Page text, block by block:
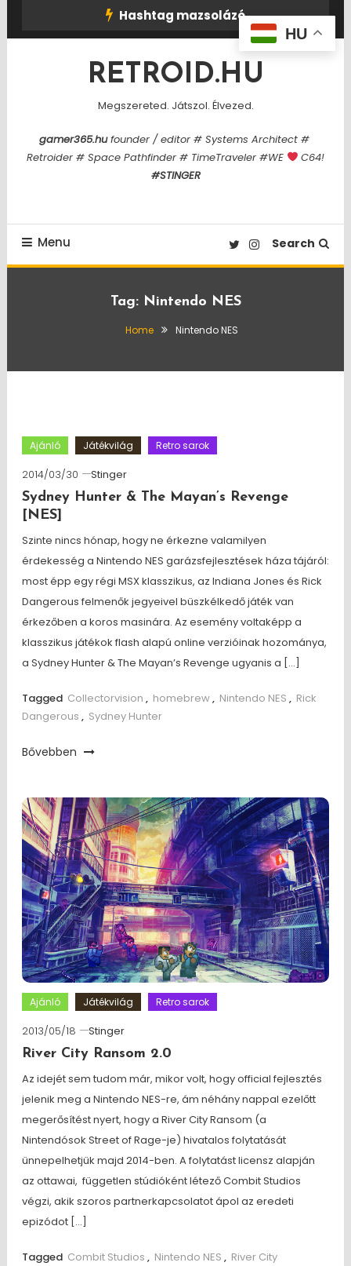
Hashtag mazsolázó
RETROID.HU
Megszereted. Játszol. Élvezed.
gamer365.hufounder / editor # Systems Architect #
Retroider # Space Pathfinder # TimeTraveler #WE
C64!
#STINGER
Menu Search
Tag: Nintendo NES
Home Nintendo NES
Ajánló Játékvilág Retro sarok
2014/03/30
Stinger
Sydney Hunter & The Mayan’s Revenge
[NES]
Szinte nincs hónap, hogy ne érkezne valamilyen
érdekesség a Nintendo NES garázsfejlesztések háza tájáról:
most épp egy régi MSX klasszikus, az Indiana Jones és Rick
Dangerous felmenők jegyeivel büszkélkedő játék van
érkezőben a koros masinára. Az esemény voltaképp a
klasszikus játékok flash alapú online verzióinak hozománya,
a Sydney Hunter & The Mayan’s Revenge ugyanis a […]
Tagged Collectorvision , homebrew, Nintendo NES , Rick
Dangerous , Sydney Hunter
Bővebben
Ajánló Játékvilág Retro sarok
2013/05/18
Stinger
River City Ransom 2.0
Az idejét sem tudom már, mikor volt, hogy official fejlesztés
jelenik meg a Nintendo NES-re, ám néhány nappal ezelőtt
megerősítést nyert, hogy a River City Ransom (a
Nintendósok Street of Rage-je) hivatalos folytatását
ünnepelhetjük majd 2014-ben. A folytatást licensz alapján
az ottawai, független stúdióként létező Combit Studios
végzi, akik szoros partnerkapcsolatot ápol az eredeti
epizódot […]
Tagged Combit Studios , Nintendo NES , River City
HU